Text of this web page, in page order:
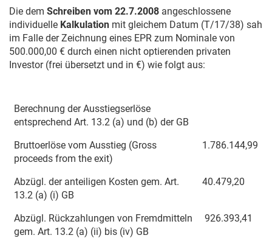
Die dem Schreiben vom 22.7.2008 angeschlossene
individuelle Kalkulation mit gleichem Datum (T/17/38) sah
im Falle der Zeichnung eines EPR zum Nominale von
500.000,00 € durch einen nicht optierenden privaten
Investor (frei übersetzt und in €) wie folgt aus:
Berechnung der Ausstiegserlöse
entsprechend Art. 13.2 (a) und (b) der GB
Bruttoerlöse vom Ausstieg (Gross
proceeds from the exit)
1.786.144,99
Abzügl. der anteiligen Kosten gem. Art.
13.2 (a) (i) GB
40.479,20
Abzügl. Rückzahlungen von Fremdmitteln
gem. Art. 13.2 (a) (ii) bis (iv) GB
926.393,41